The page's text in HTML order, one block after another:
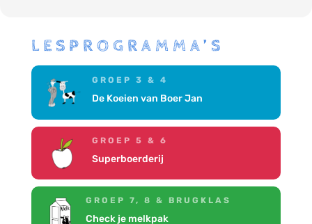
LESPROGRAMMA’S
GROEP 3 & 4
De Koeien van Boer Jan
GROEP 5 & 6
Superboerderij
GROEP 7, 8 & BRUGKLAS
Check je melkpak